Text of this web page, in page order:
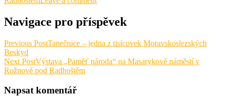
Navigace pro příspěvek
Previous PostTanečnice – jedna z tisícovek Moravskoslezských
Beskyd
Next PostVýstava „Paměť národa“ na Masarykově náměstí v
Rožnově pod Radhoštěm
Napsat komentář